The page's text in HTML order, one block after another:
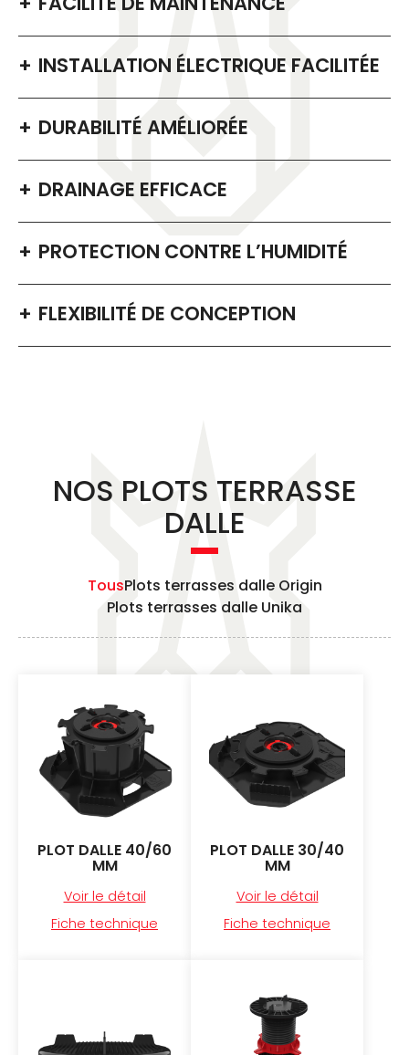
INSTALLATION ÉLECTRIQUE FACILITÉE
DURABILITÉ AMÉLIORÉE
DRAINAGE EFFICACE
PROTECTION CONTRE L’HUMIDITÉ
FLEXIBILITÉ DE CONCEPTION
NOS PLOTS TERRASSE
DALLE
TousPlots terrasses dalle Origin
Plots terrasses dalle Unika
PLOT DALLE 40/60
MM
Voir le détail
Fiche technique
PLOT DALLE 30/40
MM
Voir le détail
Fiche technique